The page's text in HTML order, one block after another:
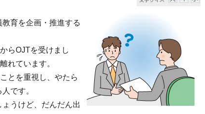
育を企画・推進する
らOJTを受けまし
れています。
とを重視し、やたら
です。
うけど、だんだん出